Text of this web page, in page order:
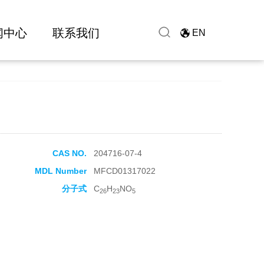
中心 联系我们 EN
CAS NO.
204716-07-4
MDL Number
MFCD01317022
分子式
C26H23NO5